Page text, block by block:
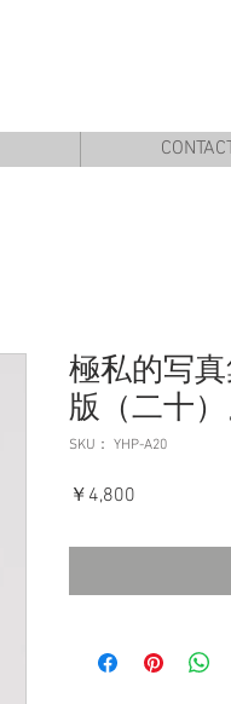
極私的写
版（二十
SKU： YHP-A20
￥4,800